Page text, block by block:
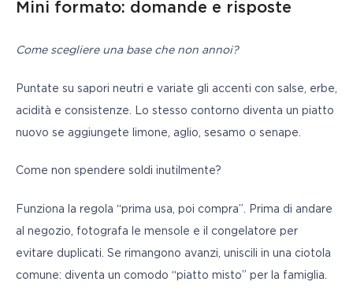
Mini formato: domande e risposte
Come scegliere una base che non annoi?
Puntate su sapori neutri e variate gli accenti con salse, erbe,
acidità e consistenze. Lo stesso contorno diventa un piatto
nuovo se aggiungete limone, aglio, sesamo o senape.
Come non spendere soldi inutilmente?
Funziona la regola “prima usa, poi compra”. Prima di andare
al negozio, fotografa le mensole e il congelatore per
evitare duplicati. Se rimangono avanzi, uniscili in una ciotola
comune: diventa un comodo “piatto misto” per la famiglia.